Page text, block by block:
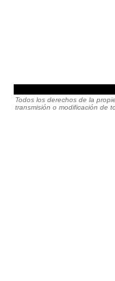
Todos los derechos de la
transmisión o modificación de